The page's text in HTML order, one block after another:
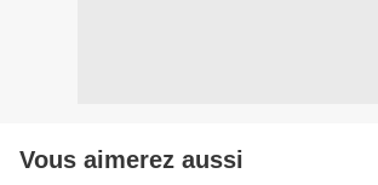
Vous aimerez aussi